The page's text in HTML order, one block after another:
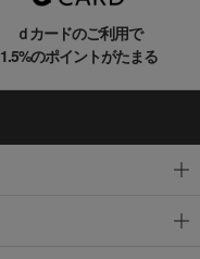
ｄカードのご利用で
1.5%のポイントがたまる